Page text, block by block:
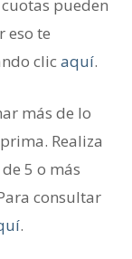
pueden
eso te
clic aquí.
más de lo
Realiza
5 o más
consultar
.